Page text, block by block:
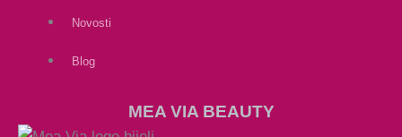
Novosti
Blog
MEA VIA BEAUTY